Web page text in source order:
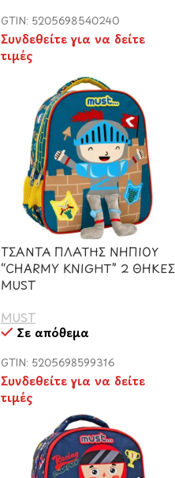
GTIN: 5205698540240
Συνδεθείτε για να δείτε
τιμές
ΤΣΑΝΤΑ ΠΛΑΤΗΣ ΝΗΠΙΟΥ
“CHARMY KNIGHT” 2 ΘΗΚΕΣ
MUST
MUST
Σε απόθεμα
GTIN: 5205698599316
Συνδεθείτε για να δείτε
τιμές